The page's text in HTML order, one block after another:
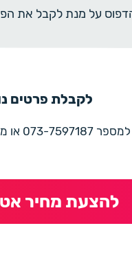
על מנת לקבל את
לקבלת פרטים
צור קשר ונחזור בהקדם
להצעת מחיר